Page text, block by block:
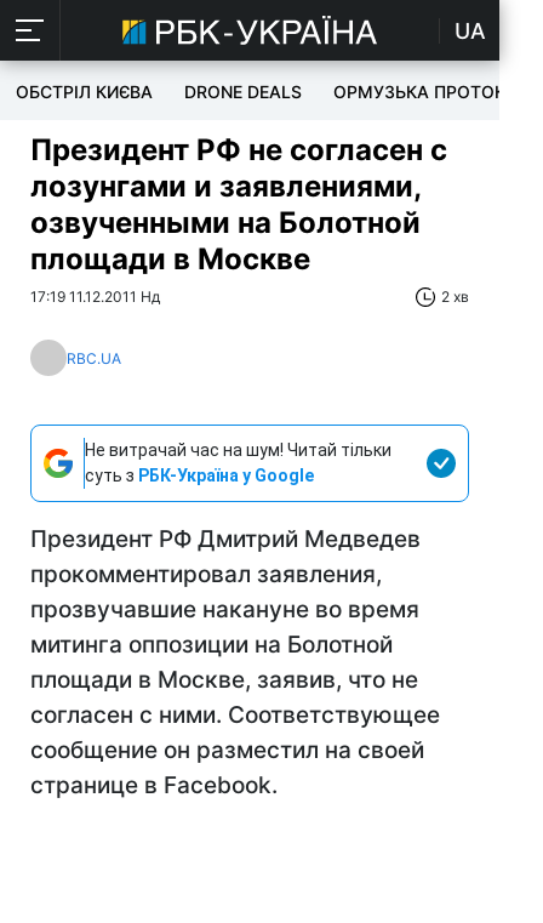
UA
ОБСТРІЛ КИЄВА DRONE DEALS ОРМУЗЬКА ПРОТОКА
Президент РФ не согласен с
лозунгами и заявлениями,
озвученными на Болотной
площади в Москве
17:19 11.12.2011 Нд 2 хв
RBC.UA
Не витрачай час на шум! Читай тільки
суть з РБК-Україна у Google
Президент РФ Дмитрий Медведев
прокомментировал заявления,
прозвучавшие накануне во время
митинга оппозиции на Болотной
площади в Москве, заявив, что не
согласен с ними. Соответствующее
сообщение он разместил на своей
странице в Facebook.